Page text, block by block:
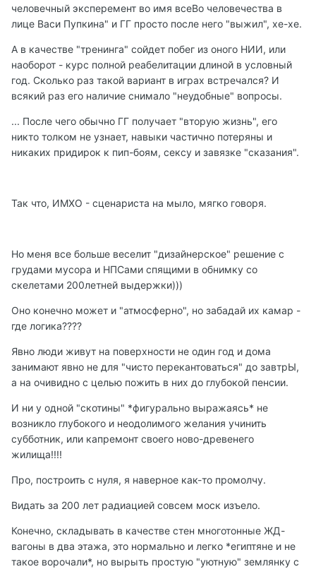
человечный эксперемент во имя всеВо человечества в
лице Васи Пупкина" и ГГ просто после него "выжил", хе-хе.
А в качестве "тренинга" сойдет побег из оного НИИ, или
наоборот - курс полной реабелитации длиной в условный
год. Сколько раз такой вариант в играх встречался? И
всякий раз его наличие снимало "неудобные" вопросы.
... После чего обычно ГГ получает "вторую жизнь", его
никто толком не узнает, навыки частично потеряны и
никаких придирок к пип-боям, сексу и завязке "сказания".
Так что, ИМХО - сценариста на мыло, мягко говоря.
Но меня все больше веселит "дизайнерское" решение с
грудами мусора и НПСами спящими в обнимку со
скелетами 200летней выдержки)))
Оно конечно может и "атмосферно", но забадай их камар -
где логика????
Явно люди живут на поверхности не один год и дома
занимают явно не для "чисто перекантоваться" до завтрЫ,
а на очивидно с целью пожить в них до глубокой пенсии.
И ни у одной "скотины" *фигурально выражаясь* не
возникло глубокого и неодолимого желания учинить
субботник, или капремонт своего ново-древенего
жилища!!!!
Про, построить с нуля, я наверное как-то промолчу.
Видать за 200 лет радиацией совсем моск изъело.
Конечно, складывать в качестве стен многотонные ЖД-
вагоны в два этажа, это нормально и легко *египтяне и не
такое ворочали*, но вырыть простую "уютную" землянку с